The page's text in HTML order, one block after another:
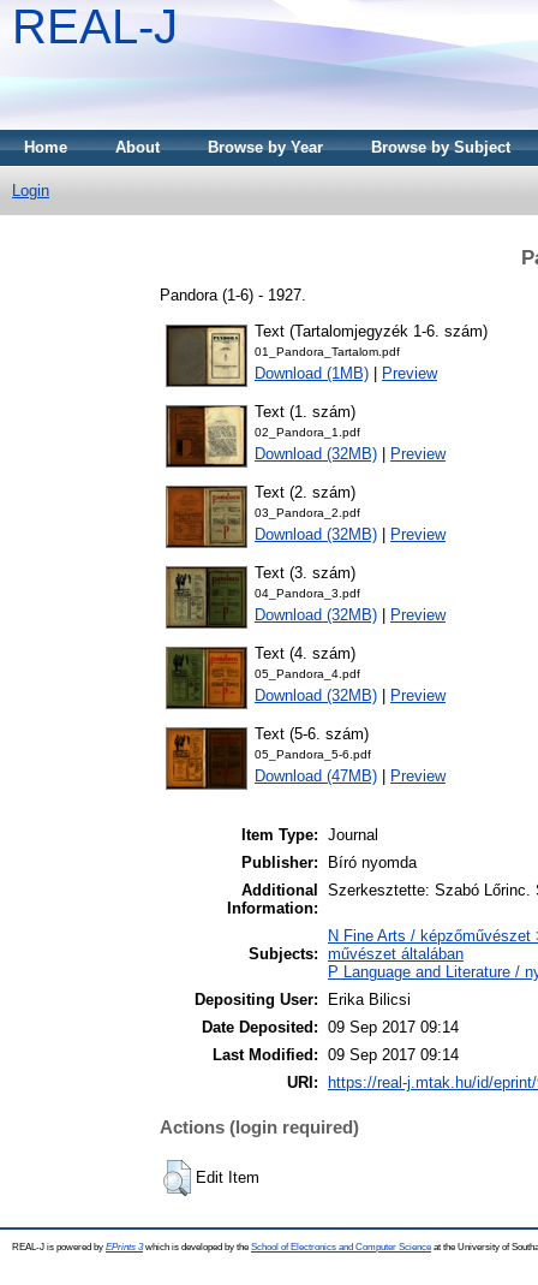
REAL-J
Home About Browse by Year Browse by Subject
Login
Pandora (1-6) - 1927.
Text (Tartalomjegyzék 1-6. szám)
01_Pandora_Tartalom.pdf
Download (1MB) Preview
Text (1. szám)
02_Pandora_1.pdf
Download (32MB) Preview
Text (2. szám)
03_Pandora_2.pdf
Download (32MB) Preview
Text (3. szám)
04_Pandora_3.pdf
Download (32MB) Preview
Text (4. szám)
05_Pandora_4.pdf
Download (32MB) Preview
Text (5-6. szám)
05_Pandora_5-6.pdf
Download (47MB) Preview
Item Type: Journal
Publisher:
Bíró nyomda
Additional
Information:
Szerkesztette: Szabó Lőrinc.
Subjects:
N Fine Arts /
művészet általában
P Language and Literature /
Depositing User:
Erika Bilicsi
Date Deposited: 09 Sep 2017 09:14
Last Modified: 09 Sep 2017 09:14
URI:
https://real-j.mtak.hu/id/
Actions (login required)
Edit Item
REAL-J is powered by EPrints 3which is developed by the School of Electronics and Computer Science at the University of